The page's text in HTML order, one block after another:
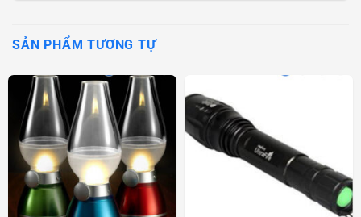
SẢN PHẨM TƯƠNG TỰ